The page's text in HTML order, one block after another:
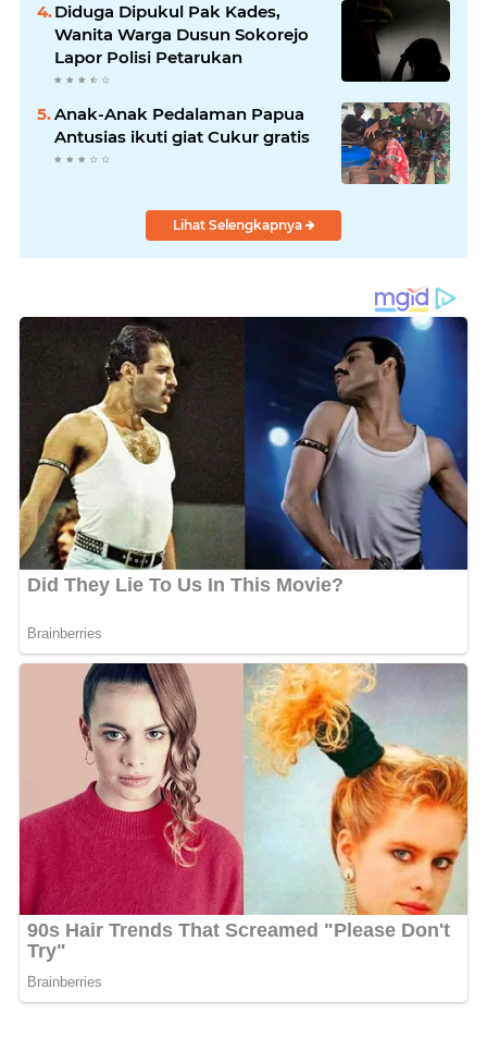
Diduga Dipukul Pak Kades,
Wanita Warga Dusun Sokorejo
Lapor Polisi Petarukan
Anak-Anak Pedalaman Papua
Antusias ikuti giat Cukur gratis
Lihat Selengkapnya